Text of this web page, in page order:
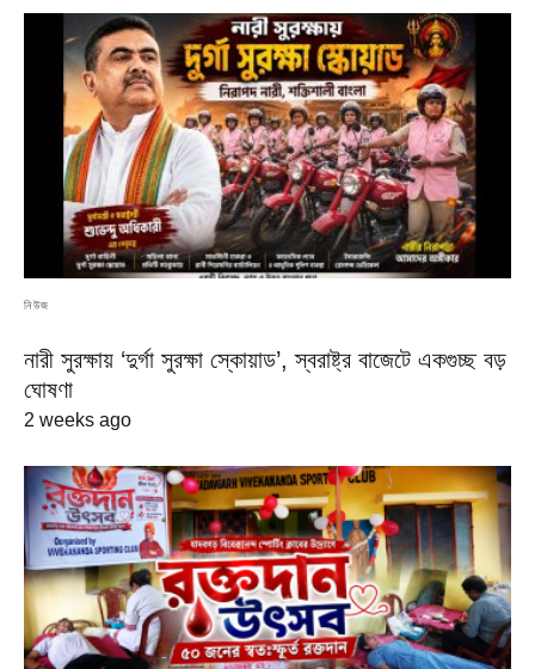
নিউজ
নারী সুরক্ষায় ‘দুর্গা সুরক্ষা স্কোয়াড’, স্বরাষ্ট্র বাজেটে একগুচ্ছ বড়
ঘোষণা
2 weeks ago